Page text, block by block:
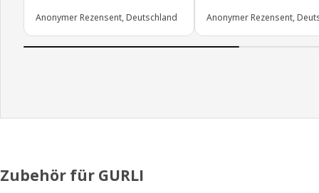
Anonymer Rezensent, Deutschland Anonymer Rezensent,
Zubehör für GURLI